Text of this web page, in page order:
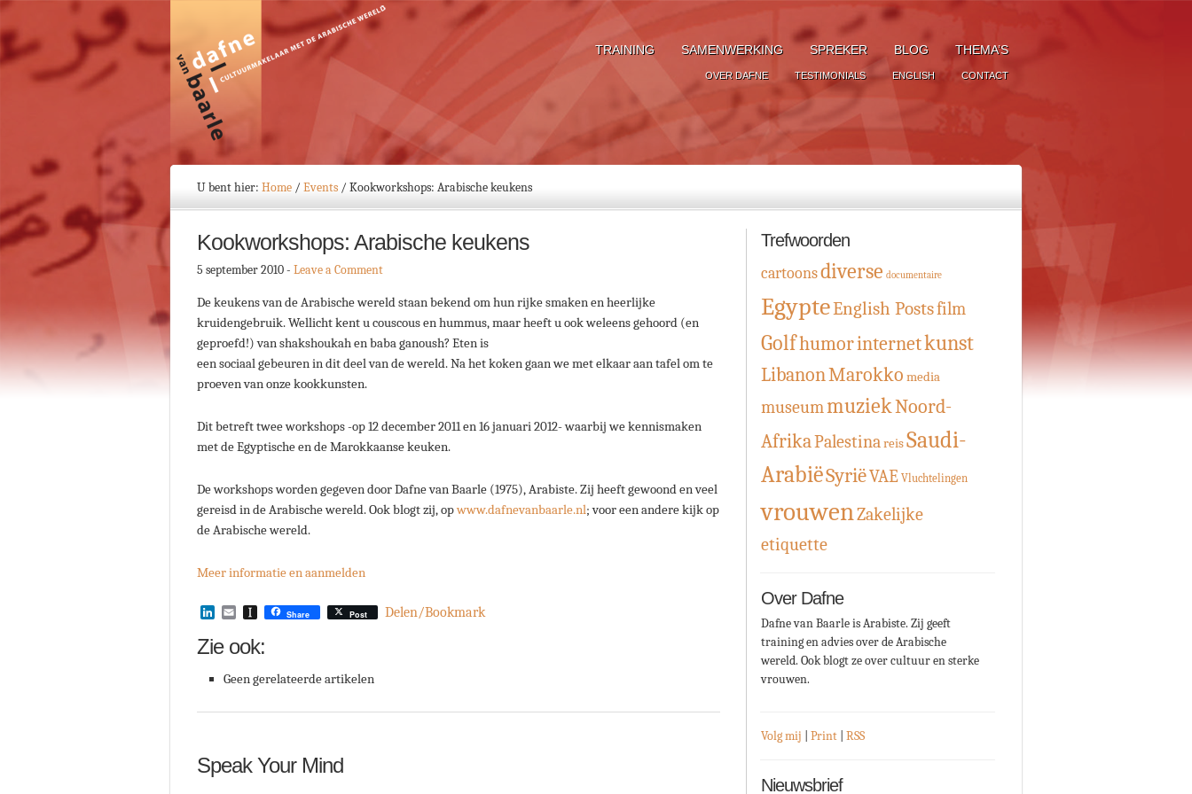
TRAINING SAMENWERKING SPREKER BLOG THEMA’S
OVER DAFNE TESTIMONIALS ENGLISH CONTACT
U bent hier: Home / Events / Kookworkshops: Arabische keukens
Kookworkshops: Arabische keukens
5 september 2010- Leave a Comment
De keukens van de Arabische wereld staan bekend om hun rijke smaken en heerlijke
kruidengebruik. Wellicht kent u couscous en hummus, maar heeft u ook weleens gehoord (en
geproefd!) van shakshoukah en baba ganoush? Eten is
een sociaal gebeuren in dit deel van de wereld. Na het koken gaan we met elkaar aan tafel om te
proeven van onze kookkunsten.
Dit betreft twee workshops -op 12 december 2011 en 16 januari 2012- waarbij we kennismaken
met de Egyptische en de Marokkaanse keuken.
De workshops worden gegeven door Dafne van Baarle (1975), Arabiste. Zij heeft gewoond en veel
gereisd in de Arabische wereld. Ook blogt zij, opwww.dafnevanbaarle.nl; voor een andere kijk op
de Arabische wereld.
Meer informatie en aanmelden
LinkedIn
EmailInstapaper
Share Post Delen/Bookmark
Zie ook:
Geen gerelateerde artikelen
Speak Your Mind
Trefwoorden
cartoonsdiverse documentaire
EgypteEnglish Postsfilm
Golfhumorinternetkunst
LibanonMarokko media
museummuziekNoord-
AfrikaPalestinareisSaudi-
ArabiëSyriëVAE Vluchtelingen
vrouwenZakelijke
etiquette
Over Dafne
Dafne van Baarle is Arabiste. Zij geeft
training en advies over de Arabische
wereld. Ook blogt ze over cultuur en sterke
vrouwen.
Volg mij Print RSS
Nieuwsbrief